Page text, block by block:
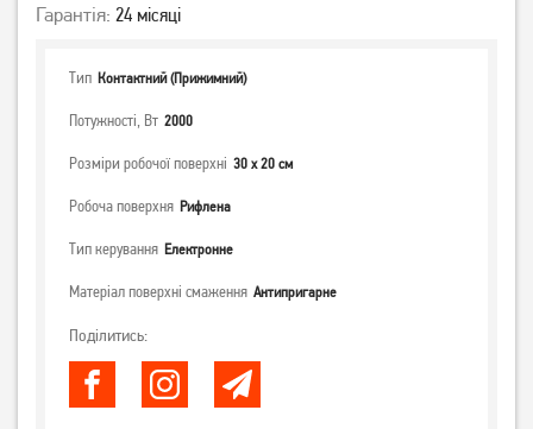
Гарантія: 24 місяці
Тип Контактний (Прижимний)
Потужності, Вт 2000
Розміри робочої поверхні 30 x 20 см
Робоча поверхня Рифлена
Тип керування Електронне
Матеріал поверхні смаження Антипригарне
Поділитись: